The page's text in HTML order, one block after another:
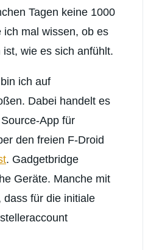
Tagen keine 1000
ich mal wissen, ob es
wie es sich anfühlt.
ich auf
Dabei handelt es
App für
den freien F-Droid
. Gadgetbridge
Geräte. Manche mit
dass für die initiale